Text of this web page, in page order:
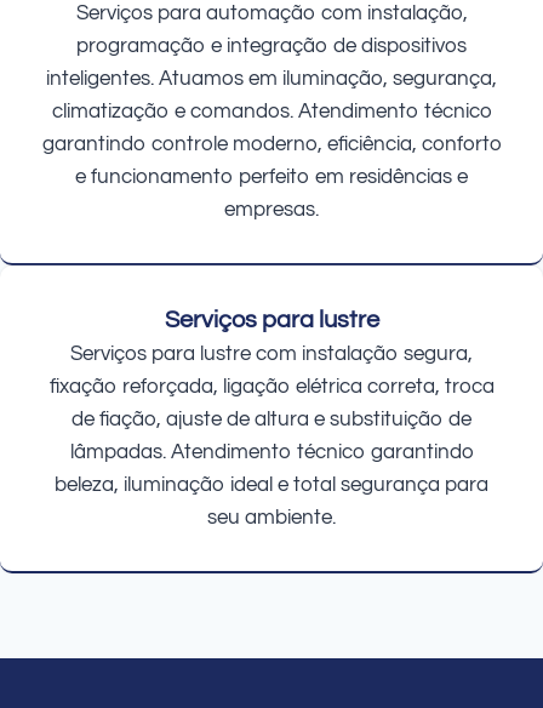
Serviços para automação com instalação,
programação e integração de dispositivos
inteligentes. Atuamos em iluminação, segurança,
climatização e comandos. Atendimento técnico
garantindo controle moderno, eficiência, conforto
e funcionamento perfeito em residências e
empresas.
Serviços para lustre
Serviços para lustre com instalação segura,
fixação reforçada, ligação elétrica correta, troca
de fiação, ajuste de altura e substituição de
lâmpadas. Atendimento técnico garantindo
beleza, iluminação ideal e total segurança para
seu ambiente.